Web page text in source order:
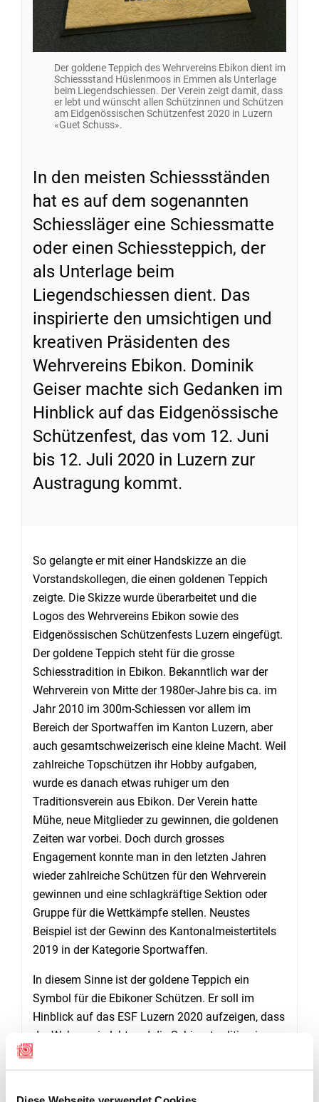
Der goldene Teppich des Wehrvereins Ebikon dient im
Schiessstand Hüslenmoos in Emmen als Unterlage
beim Liegendschiessen. Der Verein zeigt damit, dass
er lebt und wünscht allen Schützinnen und Schützen
am Eidgenössischen Schützenfest 2020 in Luzern
«Guet Schuss».
In den meisten Schiessständen
hat es auf dem sogenannten
Schiessläger eine Schiessmatte
oder einen Schiessteppich, der
als Unterlage beim
Liegendschiessen dient. Das
inspirierte den umsichtigen und
kreativen Präsidenten des
Wehrvereins Ebikon. Dominik
Geiser machte sich Gedanken im
Hinblick auf das Eidgenössische
Schützenfest, das vom 12. Juni
bis 12. Juli 2020 in Luzern zur
Austragung kommt.
So gelangte er mit einer Handskizze an die
Vorstandskollegen, die einen goldenen Teppich
zeigte. Die Skizze wurde überarbeitet und die
Logos des Wehrvereins Ebikon sowie des
Eidgenössischen Schützenfests Luzern eingefügt.
Der goldene Teppich steht für die grosse
Schiesstradition in Ebikon. Bekanntlich war der
Wehrverein von Mitte der 1980er-Jahre bis ca. im
Jahr 2010 im 300m-Schiessen vor allem im
Bereich der Sportwaffen im Kanton Luzern, aber
auch gesamtschweizerisch eine kleine Macht. Weil
zahlreiche Topschützen ihr Hobby aufgaben,
wurde es danach etwas ruhiger um den
Traditionsverein aus Ebikon. Der Verein hatte
Mühe, neue Mitglieder zu gewinnen, die goldenen
Zeiten war vorbei. Doch durch grosses
Engagement konnte man in den letzten Jahren
wieder zahlreiche Schützen für den Wehrverein
gewinnen und eine schlagkräftige Sektion oder
Gruppe für die Wettkämpfe stellen. Neustes
Beispiel ist der Gewinn des Kantonalmeistertitels
2019 in der Kategorie Sportwaffen.
In diesem Sinne ist der goldene Teppich ein
Symbol für die Ebikoner Schützen. Er soll im
Hinblick auf das ESF Luzern 2020 aufzeigen, dass
der Wehrverein lebt und die Schiesstradition in
Teppich sind zwei Exemplare angefertigt worden.